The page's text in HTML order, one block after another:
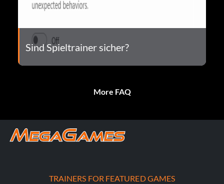
Sind Spieltrainer sicher?
More FAQ
TRAINERS FOR FEATURED GAMES